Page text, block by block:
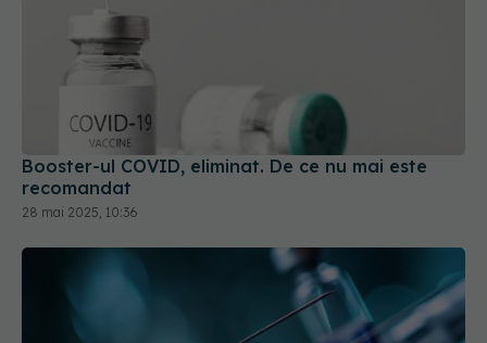
Booster-ul COVID, eliminat. De ce nu mai este
28 mai 2025, 10:36